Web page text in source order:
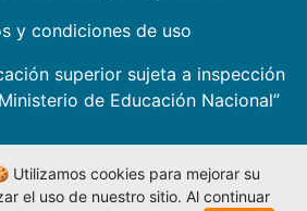
y condiciones de uso
superior sujeta a inspección
de Educación Nacional”
Utilizamos cookies para mejorar su
el uso de nuestro sitio. Al continuar